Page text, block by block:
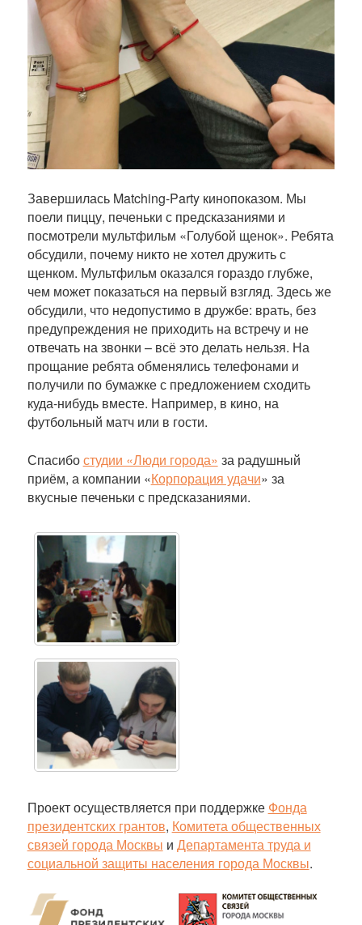
Завершилась Matching-Party кинопоказом. Мы
поели пиццу, печеньки с предсказаниями и
посмотрели мультфильм «Голубой щенок». Ребята
обсудили, почему никто не хотел дружить с
щенком. Мультфильм оказался гораздо глубже,
чем может показаться на первый взгляд. Здесь же
обсудили, что недопустимо в дружбе: врать, без
предупреждения не приходить на встречу и не
отвечать на звонки – всё это делать нельзя. На
прощание ребята обменялись телефонами и
получили по бумажке с предложением сходить
куда-нибудь вместе. Например, в кино, на
футбольный матч или в гости.
Спасибостудии «Люди города» за радушный
приём, а компании «Корпорация удачи» за
вкусные печеньки с предсказаниями.
Проект осуществляется при поддержке Фонда
президентских грантов, Комитета общественных
связей города Москвы и Департамента труда и
социальной защиты населения города Москвы.